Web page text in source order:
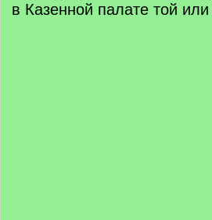
в Казенной палате той